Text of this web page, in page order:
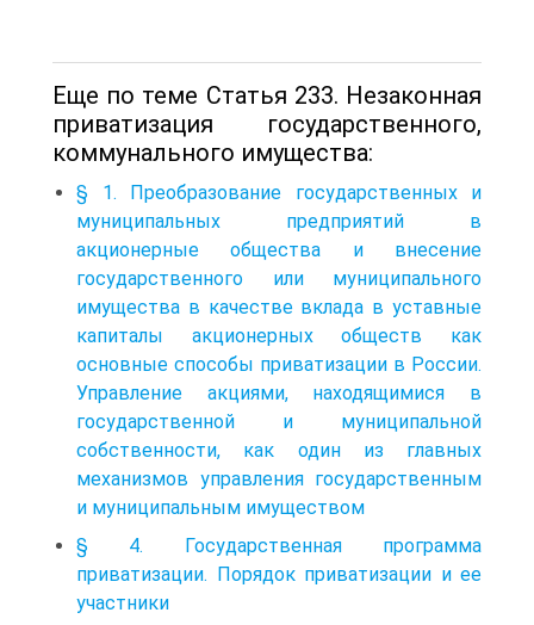
Еще по теме Статья 233. Незаконная
приватизация государственного,
коммунального имущества:
§ 1. Преобразование государственных и
муниципальных предприятий в
акционерные общества и внесение
государственного или муниципального
имущества в качестве вклада в уставные
капиталы акционерных обществ как
основные способы приватизации в России.
Управление акциями, находящимися в
государственной и муниципальной
собственности, как один из главных
механизмов управления государственным
и муниципальным имуществом
§ 4. Государственная программа
приватизации. Порядок приватизации и ее
участники